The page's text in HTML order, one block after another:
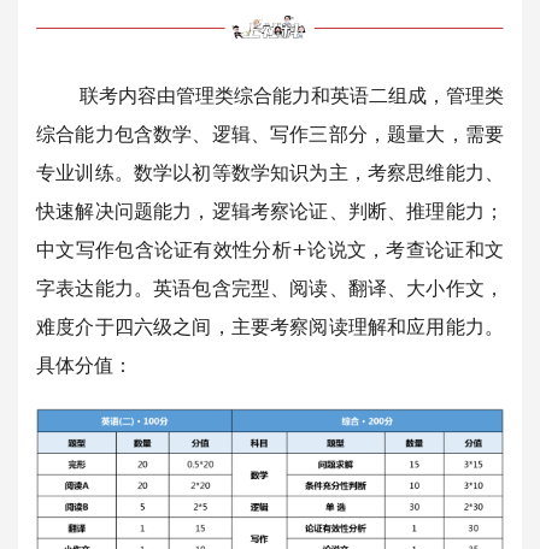
联考内容由管理类综合能力和英语二组成，管理类
综合能力包含数学、逻辑、写作三部分，题量大，需要
专业训练。数学以初等数学知识为主，考察思维能力、
快速解决问题能力，逻辑考察论证、判断、推理能力；
中文写作包含论证有效性分析+论说文，考查论证和文
字表达能力。英语包含完型、阅读、翻译、大小作文，
难度介于四六级之间，主要考察阅读理解和应用能力。
具体分值：